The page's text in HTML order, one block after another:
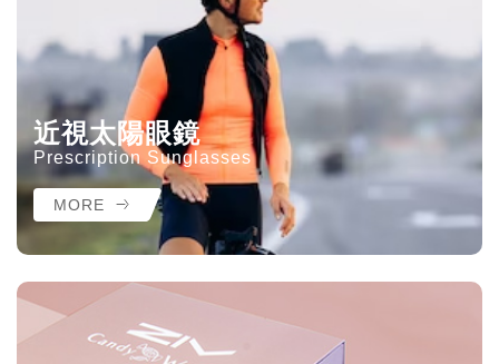
近視太陽眼鏡
Prescription Sunglasses
MORE